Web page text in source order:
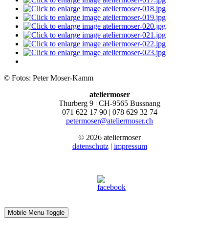
© Fotos: Peter Moser-Kamm
ateliermoser
Thurberg 9 | CH-9565 Bussnang
071 622 17 90 | 078 629 32 74
petermoser@ateliermoser.ch
© 2026 ateliermoser
datenschutz| impressum
Mobile Menu Toggle